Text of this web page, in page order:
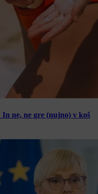
In ne, ne gre (nujno) v koš